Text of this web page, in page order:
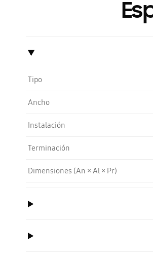
Tipo
Ancho
Instalación
Terminación
Dimensiones (An × Al × Pr)